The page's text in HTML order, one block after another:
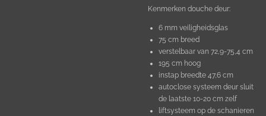
Kenmerken douche deur:
6 mm veiligheidsglas
75 cm breed
verstelbaar van 72,9-75,4 cm
195 cm hoog
instap breedte 47,6 cm
autoclose systeem deur sluit
de laatste 10-20 cm zelf
liftsysteem op de schanieren